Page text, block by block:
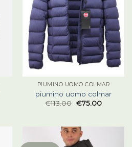
PIUMINO UOMO COLMAR
piumino uomo colmar
€113.00 €75.00